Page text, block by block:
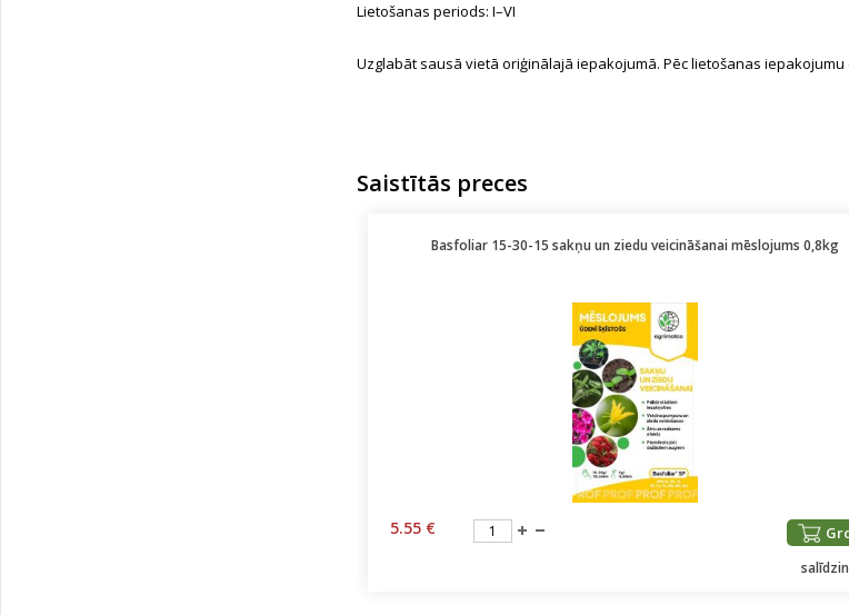
Lietošanas periods: I–VI
Uzglabāt sausā vietā oriģinālajā iepakojumā. Pēc lietošanas
Saistītās preces
Basfoliar 15-30-15 sakņu un ziedu veicināšanai mēslojums 0,8kg
5.55 €